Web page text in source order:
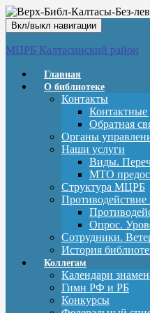
Вкл/выкл навигации
МЦРБ Калтасинский район
Главная
О библиотеке
Контакты
Обратная
Органы
Наши услуги
Виды.
МТО
Структура МЦРБ
Противодействие
Опрос.
Сотрудники.
История
Коллегам
Календари
Гимн РФ и РБ
Конкурсы